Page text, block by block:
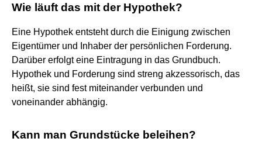
Wie läuft das mit der Hypothek?
Eine Hypothek entsteht durch die Einigung zwischen
Eigentümer und Inhaber der persönlichen Forderung.
Darüber erfolgt eine Eintragung in das Grundbuch.
Hypothek und Forderung sind streng akzessorisch, das
heißt, sie sind fest miteinander verbunden und
voneinander abhängig.
Kann man Grundstücke beleihen?